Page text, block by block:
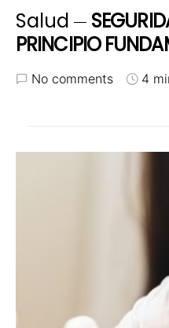
Salud
PRINCIPIO
No comments 4